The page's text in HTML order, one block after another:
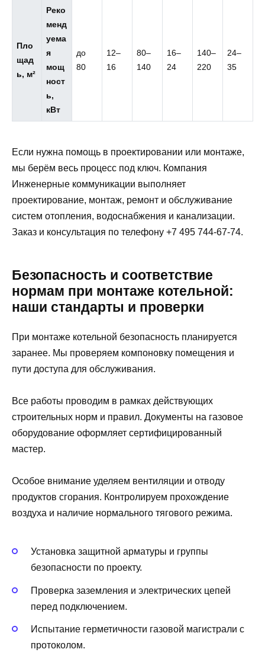
Пло
щад
ь, м²
Реко
менд
уема
я
мощ
ност
ь,
кВт
до
80
12–
16
80–
140
16–
24
140–
220
24–
35
Если нужна помощь в проектировании или монтаже,
мы берём весь процесс под ключ. Компания
Инженерные коммуникации выполняет
проектирование, монтаж, ремонт и обслуживание
систем отопления, водоснабжения и канализации.
Заказ и консультация по телефону +7 495 744-67-74.
Безопасность и соответствие
нормам при монтаже котельной:
наши стандарты и проверки
При монтаже котельной безопасность планируется
заранее. Мы проверяем компоновку помещения и
пути доступа для обслуживания.
Все работы проводим в рамках действующих
строительных норм и правил. Документы на газовое
оборудование оформляет сертифицированный
мастер.
Особое внимание уделяем вентиляции и отводу
продуктов сгорания. Контролируем прохождение
воздуха и наличие нормального тягового режима.
Установка защитной арматуры и группы
безопасности по проекту.
Проверка заземления и электрических цепей
перед подключением.
Испытание герметичности газовой магистрали с
протоколом.